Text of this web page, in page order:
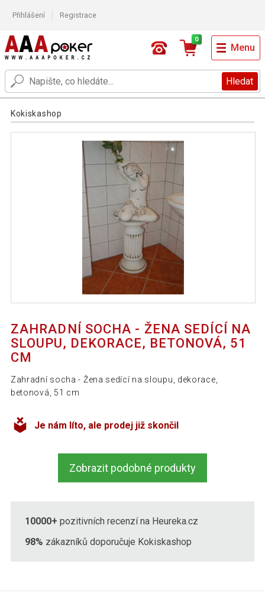
Přihlášení Registrace
Hledat
0
Menu
Kokiskashop
ZAHRADNÍ SOCHA - ŽENA SEDÍCÍ NA
SLOUPU, DEKORACE, BETONOVÁ, 51
CM
Zahradní socha - Žena sedící na sloupu, dekorace,
betonová, 51 cm
Je nám líto, ale prodej již skončil
Zobrazit podobné produkty
10000+ pozitivních recenzí na Heureka.cz
98% zákazníků doporučuje Kokiskashop